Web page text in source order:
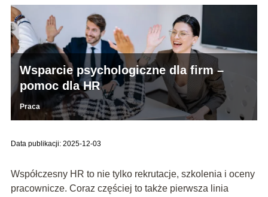
Wsparcie psychologiczne dla firm –
pomoc dla HR
Praca
Data publikacji: 2025-12-03
Współczesny HR to nie tylko rekrutacje, szkolenia i oceny
pracownicze. Coraz częściej to także pierwsza linia